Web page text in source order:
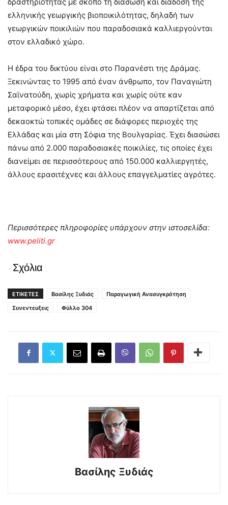
ελληνικής γεωργικής βιοποικιλότητας, δηλαδή των
γεωργικών ποικιλιών που παραδοσιακά καλλιεργούνται
στον ελλαδικό χώρο.
Η έδρα του δικτύου είναι στο Παρανέστι της Δράμας.
Ξεκινώντας το 1995 από έναν άνθρωπο, τον Παναγιώτη
Σαϊνατούδη, χωρίς χρήματα και χωρίς ούτε καν
μεταφορικό μέσο, έχει φτάσει πλέον να απαρτίζεται από
δεκαοκτώ τοπικές ομάδες σε διάφορες περιοχές της
Ελλάδας και μία στη Σόφια της Βουλγαρίας. Έχει διασώσει
πάνω από 2.000 παραδοσιακές ποικιλίες, τις οποίες έχει
διανείμει σε περισσότερους από 150.000 καλλιεργητές,
άλλους ερασιτέχνες και άλλους επαγγελματίες αγρότες.
Περισσότερες πληροφορίες υπάρχουν στην ιστοσελίδα:
www.peliti.gr
Σχόλια
ΕΤΙΚΕΤΕΣ Βασίλης Ξυδιάς
Παραγωγική Ανασυγκρότηση
Συνεντευξεις
Φύλλο 304
Βασίλης Ξυδιάς